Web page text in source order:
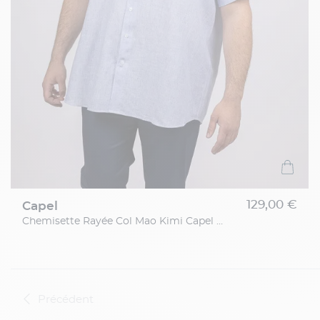
capel
Chemisette Rayée Col Mao Kimi Capel Grande Taille
129,00 €